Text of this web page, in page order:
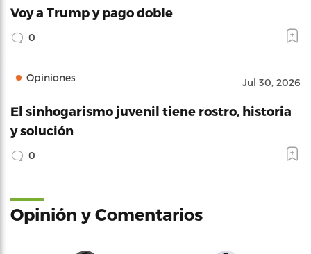
Voy a Trump y pago doble
0
Opiniones Jul 30, 2026
El sinhogarismo juvenil tiene rostro, historia
y solución
0
Opinión y Comentarios